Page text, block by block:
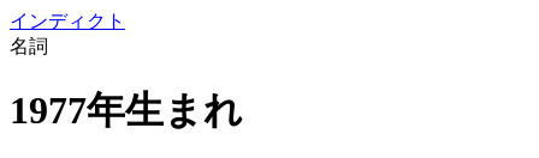
インディクト
名詞
1977年生まれ